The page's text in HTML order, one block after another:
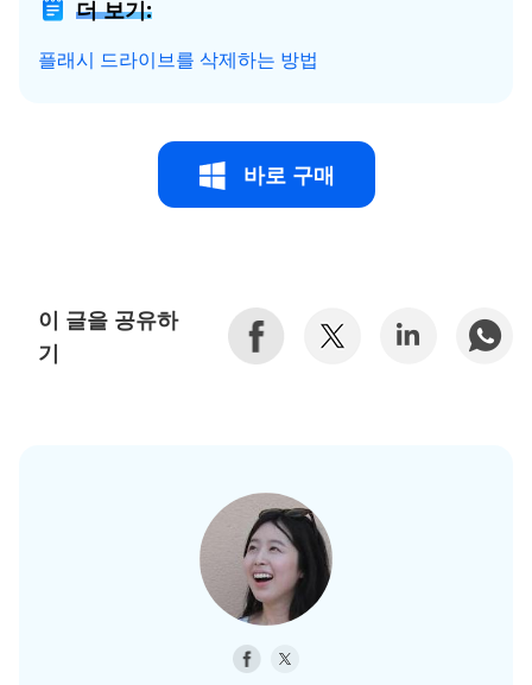
더 보기:
플래시 드라이브를 삭제하는 방법
바로 구매
이 글을 공유하
기